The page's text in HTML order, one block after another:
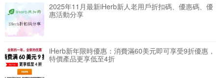
2025年11月最新iHerb新人老用戶折扣碼、優惠碼、優
惠活動分享
iHerb新年限時優惠：消費滿60美元即可享受9折優惠，
特價產品更享低至4折